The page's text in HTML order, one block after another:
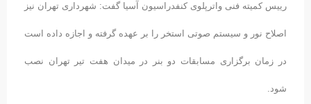
رییس کمیته فنی واترپلوی کنفدراسیون آسیا گفت: شهرداری تهران نیز
اصلاح نور و سیستم صوتی استخر را بر عهده گرفته و اجازه داده است
در زمان برگزاری مسابقات دو بنر در میدان هفت تیر تهران نصب
شود.